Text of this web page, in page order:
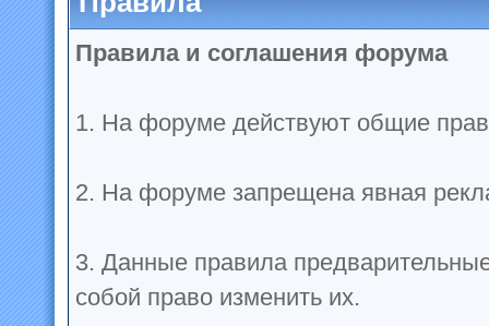
Правила и соглашения форума
1. На форуме действуют общие
2. На форуме запрещена явная
3. Данные правила
собой право изменить их.